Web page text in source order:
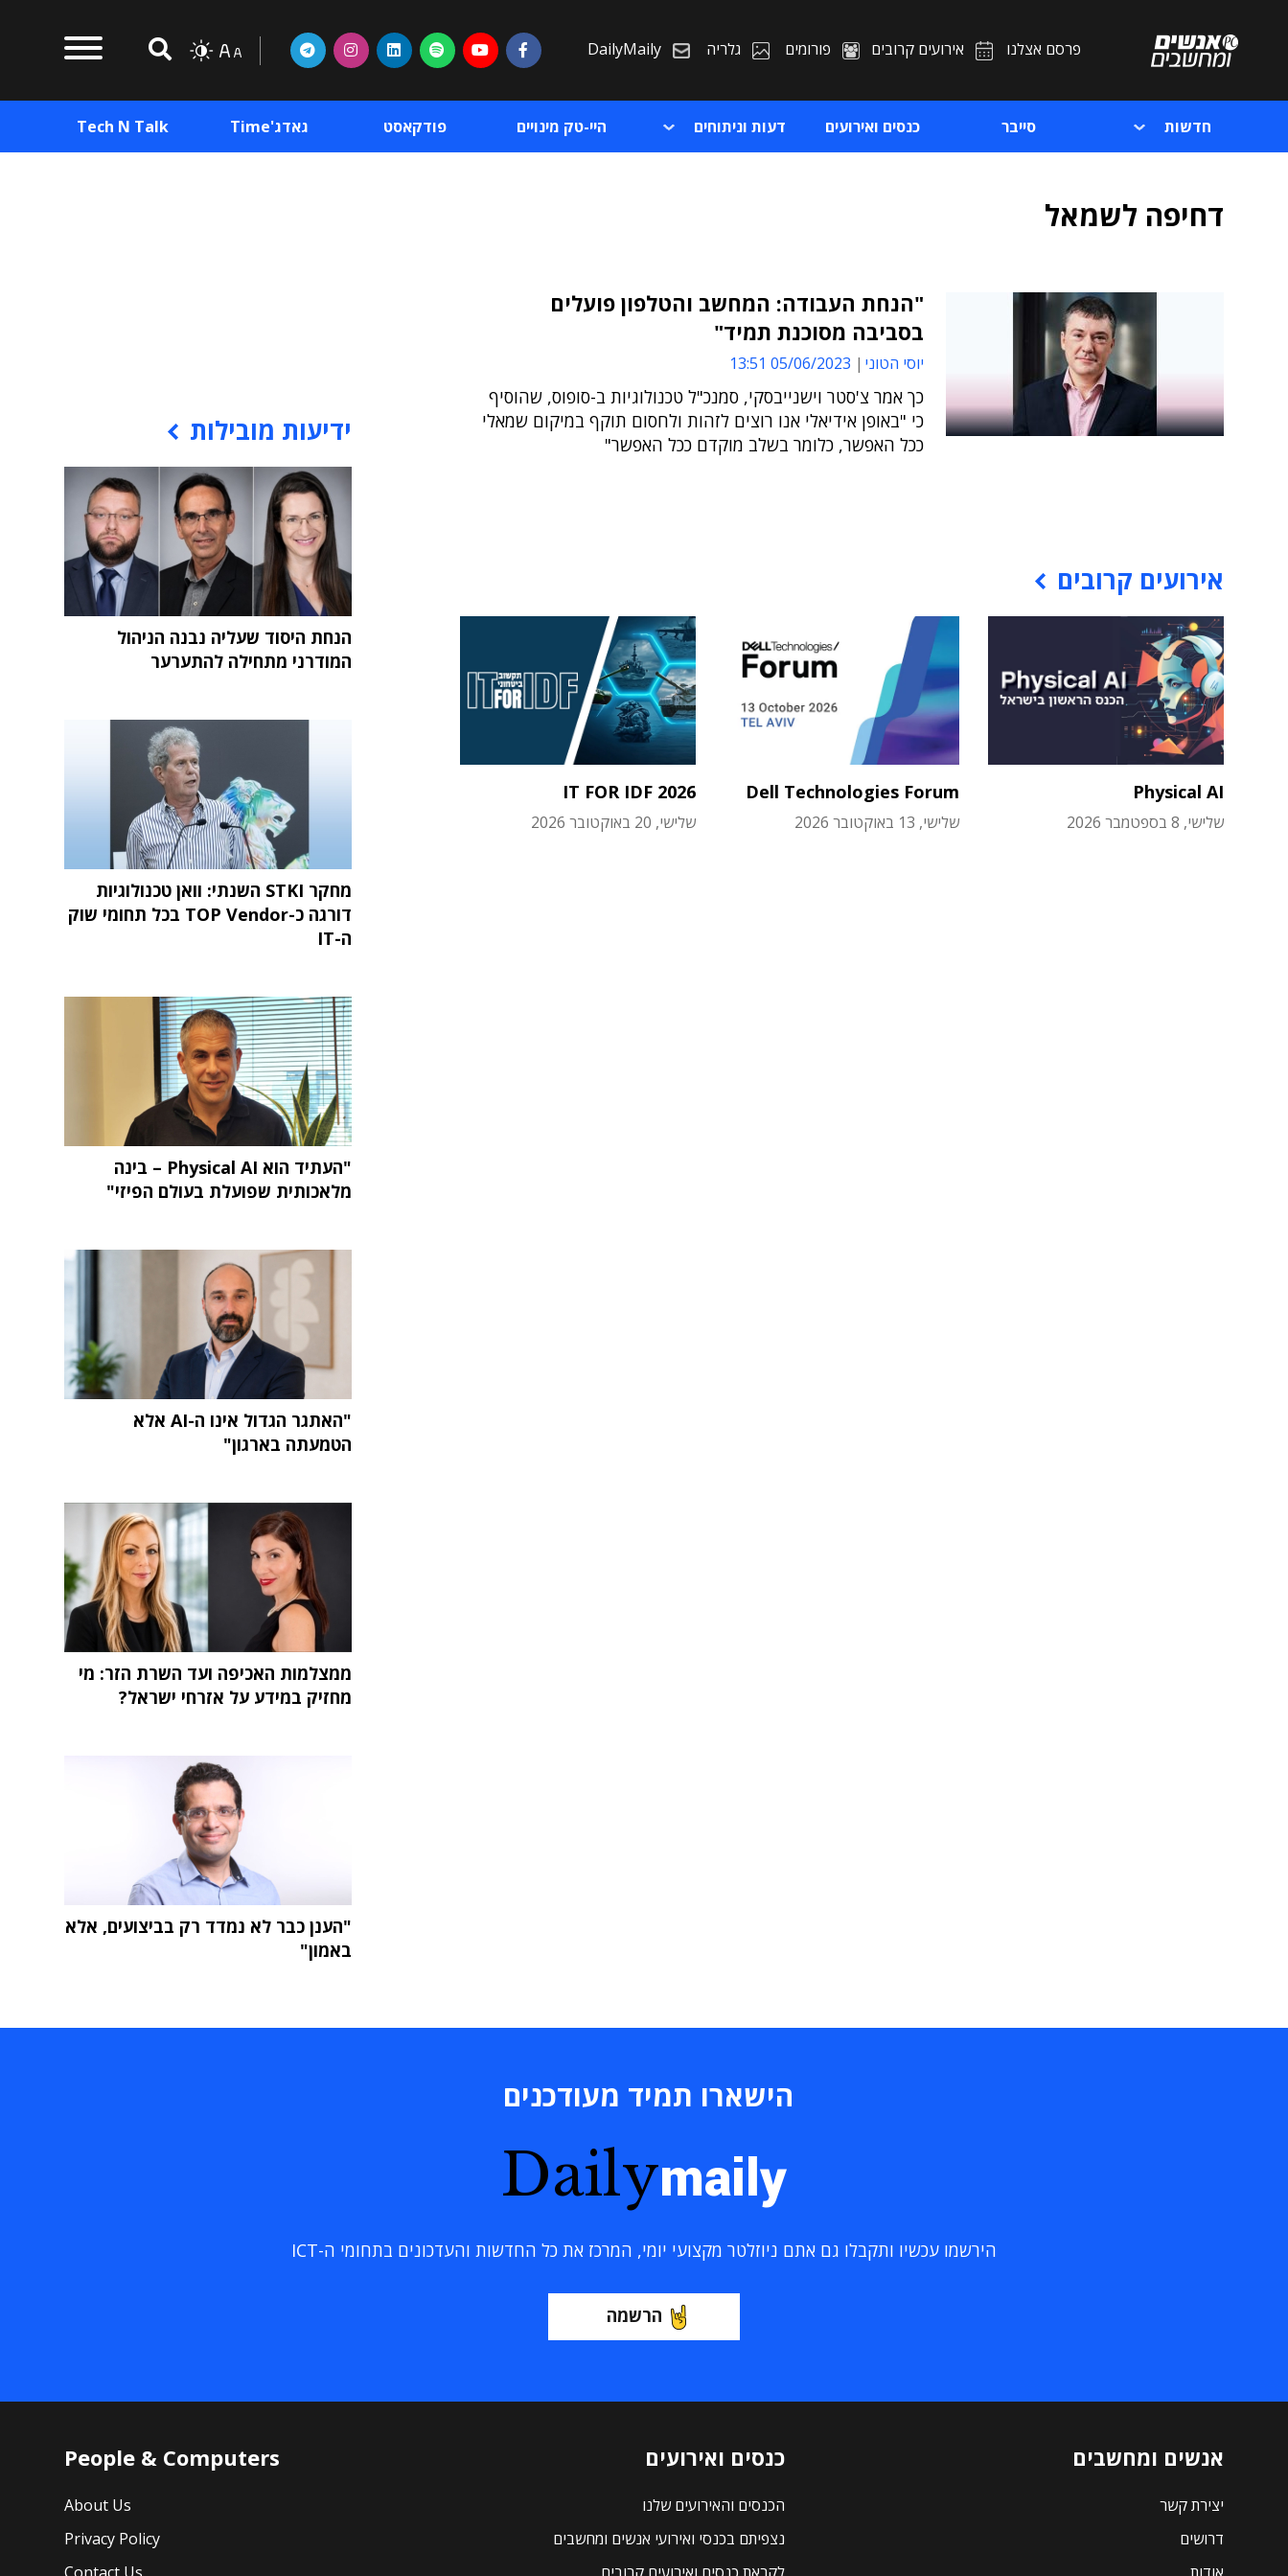
פרסם אצלנו אירועים קרובים פורומים גלריה DailyMaily
חדשות סייבר כנסים ואירועים דעות וניתוחים היי-טק מינויים פודקאסט גאדג'Time Tech N Talk
דחיפה לשמאל
"הנחת העבודה: המחשב והטלפון פועלים
בסביבה מסוכנת תמיד"
יוסי הטוני 05/06/2023 13:51
כך אמר צ'סטר וישנייבסקי, סמנכ"ל טכנולוגיות ב-סופוס, שהוסיף
כי "באופן אידיאלי אנו רוצים לזהות ולחסום תוקף במיקום שמאלי
ככל האפשר, כלומר בשלב מוקדם ככל האפשר"
אירועים קרובים
Physical AI
שלישי, 8 בספטמבר 2026
Dell Technologies Forum
שלישי, 13 באוקטובר 2026
IT FOR IDF 2026
שלישי, 20 באוקטובר 2026
ידיעות מובילות
הנחת היסוד שעליה נבנה הניהול
המודרני מתחילה להתערער
מחקר STKI השנתי: וואן טכנולוגיות
דורגה כ-TOP Vendor בכל תחומי שוק
ה-IT
"העתיד הוא Physical AI – בינה
מלאכותית שפועלת בעולם הפיזי"
"האתגר הגדול אינו ה-AI אלא
הטמעתה בארגון"
ממצלמות האכיפה ועד השרת הזר: מי
מחזיק במידע על אזרחי ישראל?
"הענן כבר לא נמדד רק בביצועים, אלא
באמון"
הישארו תמיד מעודכנים
Dailymaily
הירשמו עכשיו ותקבלו גם אתם ניוזלטר מקצועי יומי, המרכז את כל החדשות והעדכונים בתחומי ה-ICT
הרשמה
אנשים ומחשבים
יצירת קשר
דרושים
כנסים ואירועים
הכנסים והאירועים שלנו
נצפיתם בכנסי ואירועי אנשים ומחשבים
People & Computers
About Us
Privacy Policy